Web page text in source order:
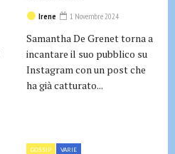
Irene 1 Novembre 2024
Samantha De Grenet torna a
incantare il suo pubblico su
Instagram con un post che
ha già catturato...
GOSSIP VARIE